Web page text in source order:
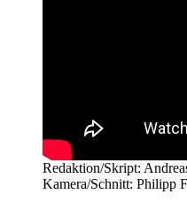
Redaktion/Skript:
Kamera/Schnitt: Philipp